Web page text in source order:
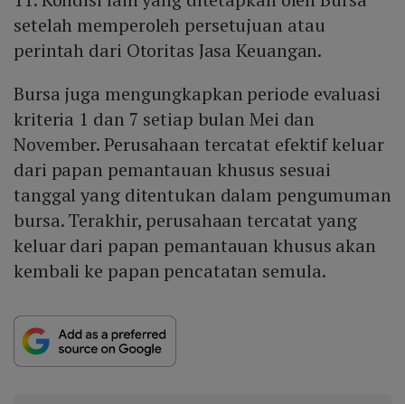
setelah memperoleh persetujuan atau
perintah dari Otoritas Jasa Keuangan.
Bursa juga mengungkapkan periode evaluasi
kriteria 1 dan 7 setiap bulan Mei dan
November. Perusahaan tercatat efektif keluar
dari papan pemantauan khusus sesuai
tanggal yang ditentukan dalam pengumuman
bursa. Terakhir, perusahaan tercatat yang
keluar dari papan pemantauan khusus akan
kembali ke papan pencatatan semula.